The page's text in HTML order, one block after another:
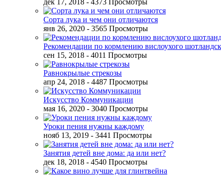
дек 17, 2018 - 4373 Просмотры
Сорта лука и чем они отличаются
янв 26, 2020 - 3565 Просмотры
Рекомендации по кормлению вислоухого
сен 15, 2018 - 4011 Просмотры
Равнокрылые стрекозы
апр 24, 2018 - 4487 Просмотры
Искусство Коммуникации
мая 16, 2020 - 3040 Просмотры
Уроки пения нужны каждому
нояб 13, 2019 - 3441 Просмотры
Занятия детей вне дома: да или нет?
дек 18, 2018 - 4540 Просмотры